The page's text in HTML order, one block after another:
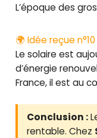
L’époque des
🌍 Idée reçue
Le solaire est
d’énergie
France, il est au
Conclusion :
rentable. Chez